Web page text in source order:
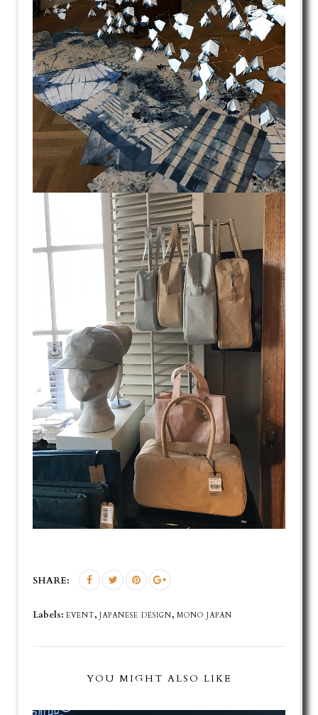
SHARE:
Labels:EVENT,JAPANESE DESIGN,MONO JAPAN
YOU MIGHT ALSO LIKE